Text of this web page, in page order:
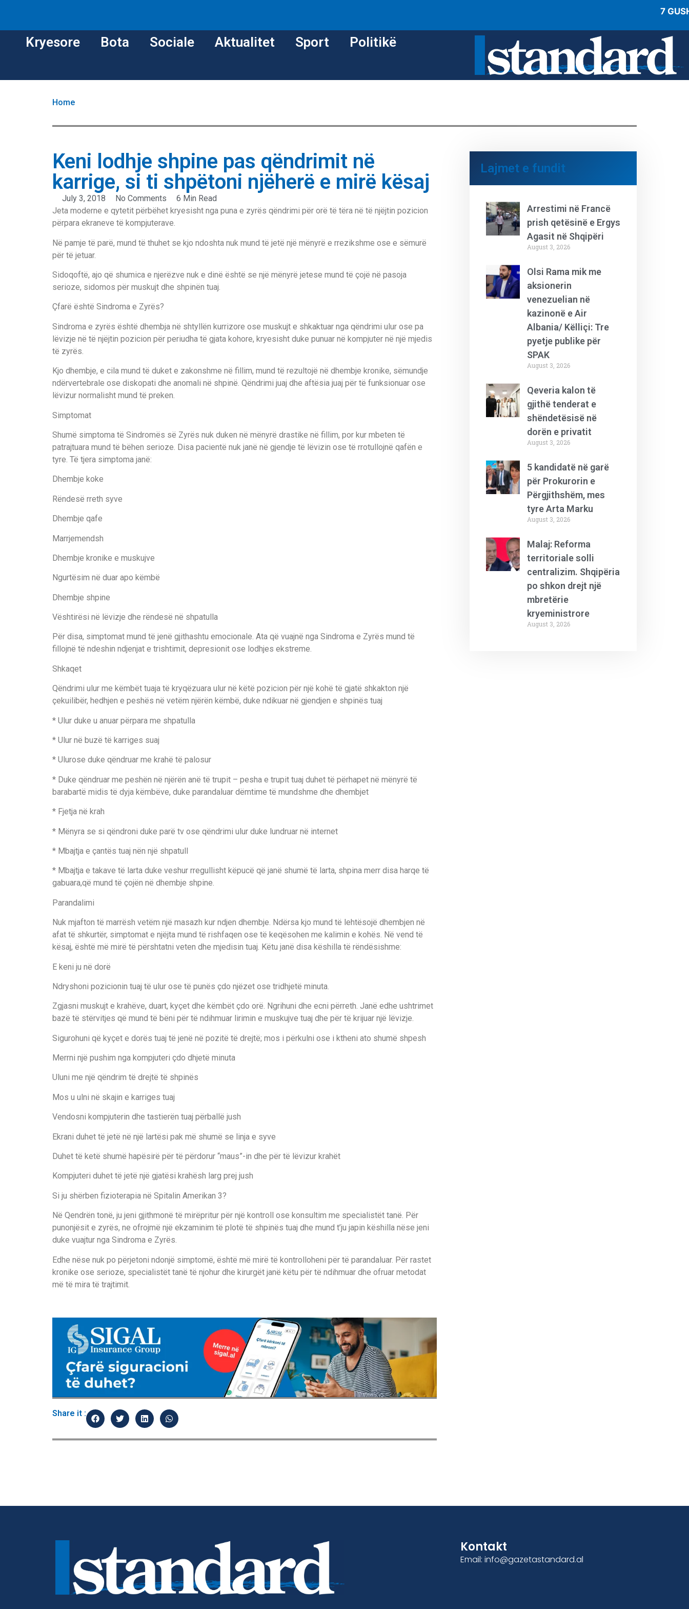
7
Kryesore Bota Sociale Aktualitet Sport Politikë
Home
Keni lodhje shpine pas qëndrimit në
karrige, si ti shpëtoni njëherë e mirë kësaj
July 3, 2018 No Comments
6 Min Read
Jeta moderne e qytetit përbëhet kryesisht nga puna e zyrës qëndrimi për orë të tëra në të njëjtin pozicion
përpara ekraneve të kompjuterave.
Në pamje të parë, mund të thuhet se kjo ndoshta nuk mund të jetë një mënyrë e rrezikshme ose e sëmurë
për të jetuar.
Sidoqoftë, ajo që shumica e njerëzve nuk e dinë është se një mënyrë jetese mund të çojë në pasoja
serioze, sidomos për muskujt dhe shpinën tuaj.
Çfarë është Sindroma e Zyrës?
Sindroma e zyrës është dhembja në shtyllën kurrizore ose muskujt e shkaktuar nga qëndrimi ulur ose pa
lëvizje në të njëjtin pozicion për periudha të gjata kohore, kryesisht duke punuar në kompjuter në një mjedis
të zyrës.
Kjo dhembje, e cila mund të duket e zakonshme në fillim, mund të rezultojë në dhembje kronike, sëmundje
ndërvertebrale ose diskopati dhe anomali në shpinë. Qëndrimi juaj dhe aftësia juaj për të funksionuar ose
lëvizur normalisht mund të preken.
Simptomat
Shumë simptoma të Sindromës së Zyrës nuk duken në mënyrë drastike në fillim, por kur mbeten të
patrajtuara mund të bëhen serioze. Disa pacientë nuk janë në gjendje të lëvizin ose të rrotullojnë qafën e
tyre. Të tjera simptoma janë:
Dhembje koke
Rëndesë rreth syve
Dhembje qafe
Marrjemendsh
Dhembje kronike e muskujve
Ngurtësim në duar apo këmbë
Dhembje shpine
Vështirësi në lëvizje dhe rëndesë në shpatulla
Për disa, simptomat mund të jenë gjithashtu emocionale. Ata që vuajnë nga Sindroma e Zyrës mund të
fillojnë të ndeshin ndjenjat e trishtimit, depresionit ose lodhjes ekstreme.
Shkaqet
Qëndrimi ulur me këmbët tuaja të kryqëzuara ulur në këtë pozicion për një kohë të gjatë shkakton një
çekuilibër, hedhjen e peshës në vetëm njërën këmbë, duke ndikuar në gjendjen e shpinës tuaj
* Ulur duke u anuar përpara me shpatulla
* Ulur në buzë të karriges suaj
* Ulurose duke qëndruar me krahë të palosur
* Duke qëndruar me peshën në njërën anë të trupit – pesha e trupit tuaj duhet të përhapet në mënyrë të
barabartë midis të dyja këmbëve, duke parandaluar dëmtime të mundshme dhe dhembjet
* Fjetja në krah
* Mënyra se si qëndroni duke parë tv ose qëndrimi ulur duke lundruar në internet
* Mbajtja e çantës tuaj nën një shpatull
* Mbajtja e takave të larta duke veshur rregullisht këpucë që janë shumë të larta, shpina merr disa harqe të
gabuara,që mund të çojën në dhembje shpine.
Parandalimi
Nuk mjafton të marrësh vetëm një masazh kur ndjen dhembje. Ndërsa kjo mund të lehtësojë dhembjen në
afat të shkurtër, simptomat e njëjta mund të rishfaqen ose të keqësohen me kalimin e kohës. Në vend të
kësaj, është më mirë të përshtatni veten dhe mjedisin tuaj. Këtu janë disa këshilla të rëndësishme:
E keni ju në dorë
Ndryshoni pozicionin tuaj të ulur ose të punës çdo njëzet ose tridhjetë minuta.
Zgjasni muskujt e krahëve, duart, kyçet dhe këmbët çdo orë. Ngrihuni dhe ecni përreth. Janë edhe ushtrimet
bazë të stërvitjes që mund të bëni për të ndihmuar lirimin e muskujve tuaj dhe për të krijuar një lëvizje.
Sigurohuni që kyçet e dorës tuaj të jenë në pozitë të drejtë; mos i përkulni ose i ktheni ato shumë shpesh
Merrni një pushim nga kompjuteri çdo dhjetë minuta
Uluni me një qëndrim të drejtë të shpinës
Mos u ulni në skajin e karriges tuaj
Vendosni kompjuterin dhe tastierën tuaj përballë jush
Ekrani duhet të jetë në një lartësi pak më shumë se linja e syve
Duhet të ketë shumë hapësirë për të përdorur “maus”-in dhe për të lëvizur krahët
Kompjuteri duhet të jetë një gjatësi krahësh larg prej jush
Si ju shërben fizioterapia në Spitalin Amerikan 3?
Në Qendrën tonë, ju jeni gjithmonë të mirëpritur për një kontroll ose konsultim me specialistët tanë. Për
punonjësit e zyrës, ne ofrojmë një ekzaminim të plotë të shpinës tuaj dhe mund t’ju japin këshilla nëse jeni
duke vuajtur nga Sindroma e Zyrës.
Edhe nëse nuk po përjetoni ndonjë simptomë, është më mirë të kontrolloheni për të parandaluar. Për rastet
kronike ose serioze, specialistët tanë të njohur dhe kirurgët janë këtu për të ndihmuar dhe ofruar metodat
më të mira të trajtimit.
Share it :
Lajmet e fundit
Arrestimi në Francë
prish qetësinë e Ergys
Agasit në Shqipëri
August 3, 2026
Olsi Rama mik me
aksionerin
venezuelian në
kazinonë e Air
Albania/ Këlliçi: Tre
pyetje publike për
SPAK
August 3, 2026
Qeveria kalon të
gjithë tenderat e
shëndetësisë në
dorën e privatit
August 3, 2026
5 kandidatë në garë
për Prokurorin e
Përgjithshëm, mes
tyre Arta Marku
August 3, 2026
Malaj: Reforma
territoriale solli
centralizim. Shqipëria
po shkon drejt një
mbretërie
kryeministrore
August 3, 2026
Kontakt
Email: info@gazetastandard.al